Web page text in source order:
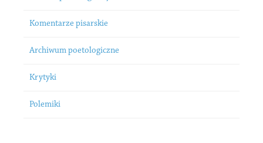
Komentarze pisarskie
Archiwum poetologiczne
Krytyki
Polemiki